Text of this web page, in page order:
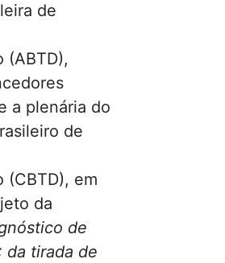
de
(ABTD),
a plenária do
de
(CBTD), em
da
de
da tirada de